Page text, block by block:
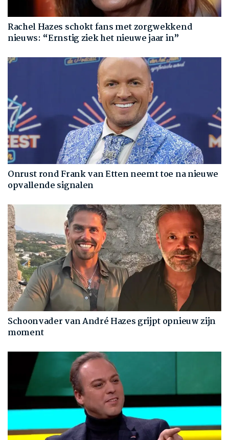
Rachel Hazes schokt fans met zorgwekkend
nieuws: “Ernstig ziek het nieuwe jaar in”
Onrust rond Frank van Etten neemt toe na nieuwe
opvallende signalen
Schoonvader van André Hazes grijpt opnieuw zijn
moment